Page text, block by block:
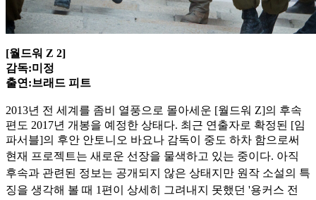
[월드워 Z 2]
감독:미정
출연:브래드 피트
2013년 전 세계를 좀비 열풍으로 몰아세운 [월드워 Z]의 후속
편도 2017년 개봉을 예정한 상태다. 최근 연출자로 확정된 [임
파서블]의 후안 안토니오 바요나 감독이 중도 하차 함으로써
현재 프로젝트는 새로운 선장을 물색하고 있는 중이다. 아직
후속과 관련된 정보는 공개되지 않은 상태지만 원작 소설의 특
징을 생각해 볼 때 1편이 상세히 그려내지 못했던 '용커스 전